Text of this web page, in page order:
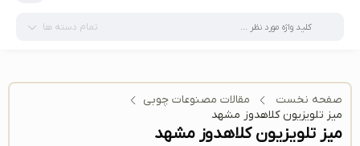
تمام دسته ها
صفحه نخست
مقالات مصنوعات چوبی
میز تلویزیون کلاهدوز مشهد
میز تلویزیون کلاهدوز مشهد